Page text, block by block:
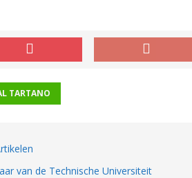
TARTANO
van de Technische Universiteit